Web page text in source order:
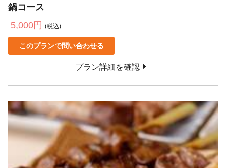
鍋コース
5,000円 (税込)
このプランで問い合わせる
プラン詳細を確認